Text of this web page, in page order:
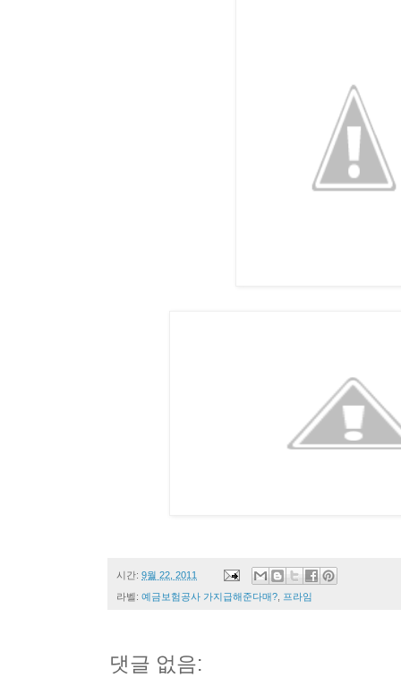
시간: 9월 22, 2011
라벨: 예금보험공사 가지급해준다매? 프라임
댓글 없음: